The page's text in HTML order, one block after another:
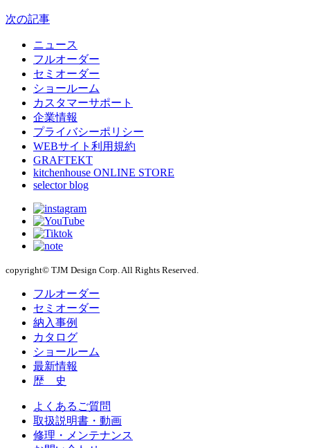
次の記事
ニュース
フルオーダー
セミオーダー
ショールーム
カスタマーサポート
企業情報
プライバシーポリシー
WEBサイト利用規約
GRAFTEKT
kitchenhouse ONLINE STORE
selector blog
copyright© TJM Design Corp. All Rights Reserved.
フルオーダー
セミオーダー
納入事例
カタログ
ショールーム
最新情報
歴 史
よくあるご質問
取扱説明書・動画
修理・メンテナンス